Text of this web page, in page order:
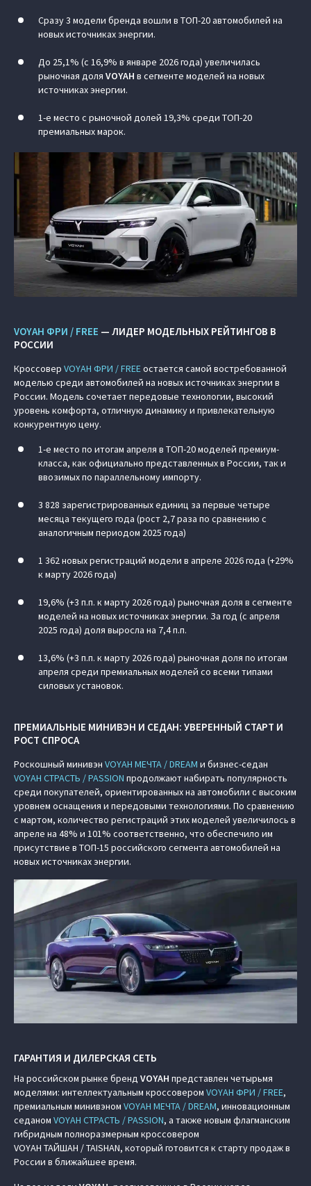
Сразу 3 модели бренда вошли в ТОП-20 автомобилей на
новых источниках энергии.
До 25,1% (с 16,9% в январе 2026 года) увеличилась
рыночная доля VOYAH в сегменте моделей на новых
источниках энергии.
1-е место с рыночной долей 19,3% среди ТОП-20
премиальных марок.
VOYAH ФРИ / FREE — ЛИДЕР МОДЕЛЬНЫХ РЕЙТИНГОВ В
РОССИИ
Кроссовер VOYAH ФРИ / FREEостается самой востребованной
моделью среди автомобилей на новых источниках энергии в
России. Модель сочетает передовые технологии, высокий
уровень комфорта, отличную динамику и привлекательную
конкурентную цену.
1-е место по итогам апреля в ТОП-20 моделей премиум-
класса, как официально представленных в России, так и
ввозимых по параллельному импорту.
3 828 зарегистрированных единиц за первые четыре
месяца текущего года (рост 2,7 раза по сравнению с
аналогичным периодом 2025 года)
1 362 новых регистраций модели в апреле 2026 года (+29%
к марту 2026 года)
19,6% (+3 п.п. к марту 2026 года) рыночная доля в сегменте
моделей на новых источниках энергии. За год (с апреля
2025 года) доля выросла на 7,4 п.п.
13,6% (+3 п.п. к марту 2026 года) рыночная доля по итогам
апреля среди премиальных моделей со всеми типами
силовых установок.
ПРЕМИАЛЬНЫЕ МИНИВЭН И СЕДАН: УВЕРЕННЫЙ СТАРТ И
РОСТ СПРОСА
Роскошный минивэн VOYAH МЕЧТА / DREAM и бизнес-седан
VOYAH СТРАСТЬ / PASSION продолжают набирать популярность
среди покупателей, ориентированных на автомобили с высоким
уровнем оснащения и передовыми технологиями. По сравнению
с мартом, количество регистраций этих моделей увеличилось в
апреле на 48% и 101% соответственно, что обеспечило им
присутствие в ТОП-15 российского сегмента автомобилей на
новых источниках энергии.
ГАРАНТИЯ И ДИЛЕРСКАЯ СЕТЬ
На российском рынке бренд VOYAH представлен четырьмя
моделями: интеллектуальным кроссовером VOYAH ФРИ / FREE,
премиальным минивэном VOYAH МЕЧТА / DREAM, инновационным
седаном VOYAH СТРАСТЬ / PASSION, а также новым флагманским
гибридным полноразмерным кроссовером
VOYAH ТАЙШАН / TAISHAN, который готовится к старту продаж в
России в ближайшее время.